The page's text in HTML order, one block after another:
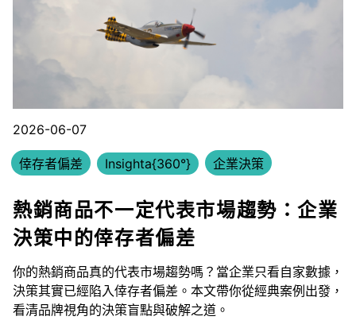
2026-06-07
倖存者偏差 Insighta{360°} 企業決策
熱銷商品不一定代表市場趨勢：企業
決策中的倖存者偏差
你的熱銷商品真的代表市場趨勢嗎？當企業只看自家數據，
決策其實已經陷入倖存者偏差。本文帶你從經典案例出發，
看清品牌視角的決策盲點與破解之道。